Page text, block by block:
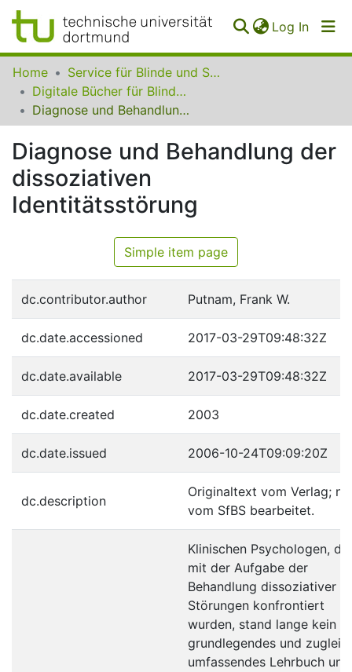
Log In
Communities
Collections
FAQ
Home
Service für Blinde und Sehbehinderte der UB Dortmund
Digitale Bücher für Blinde und Sehbehinderte
Diagnose und Behandlung der dissoziativen Identitätsstörung
Diagnose und Behandlung der
dissoziativen
Identitätsstörung
Simple item page
dc.contributor.author Putnam, Frank W.
dc.date.accessioned 2017-03-29T09:48:32Z
dc.date.available 2017-03-29T09:48:32Z
dc.date.created 2003
dc.date.issued 2006-10-24T09:09:20Z
dc.description
Originaltext vom Verlag;
vom SfBS bearbeitet.
Klinischen Psychologen, die
mit der Aufgabe der
Behandlung dissoziativer
Störungen konfrontiert
wurden, stand lange kein
grundlegendes und
umfassendes Lehrbuch und